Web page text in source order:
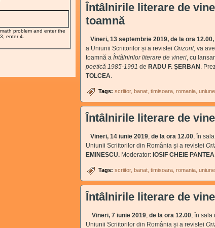
problem and enter the
enter 4.
Întâlnirile literare de
toamnă
Vineri, 13 septembrie 2019, de la ora 12.00,
a Uniunii Scriitorilor și a revistei Orizont, va
toamnă a Întâlnirilor literare de vineri, cu
poetică 1985-1991 de RADU F. ȘERBAN .
TOLCEA.
Tags: scriitor banat timisoara romania uniune
Întâlnirile literare de
Vineri, 14 iunie 2019, de la ora 12.00, în
Uniunii Scriitorilor din România și a revistei
EMINESCU. Moderator: IOSIF CHEIE
Tags: scriitor banat timisoara romania uniune
Întâlnirile literare de
Vineri, 7 iunie 2019, de la ora 12.00, în sala
Uniunii Scriitorilor din România și a revistei